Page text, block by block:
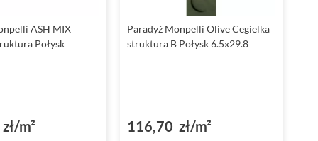
rozwiązań. Niezależnie od tego, czy wybierzesz Ivory, Ash,
pełne charakteru i ponadczasowej elegancji.
ASH MIX
Połysk
m²
Paradyż Monpelli Olive Cegielka
struktura B Połysk 6.5x29.8
116,70 zł/m²